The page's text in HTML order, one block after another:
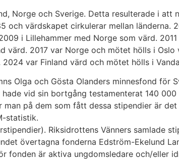
Norge och Sverige. Detta resulterade i att
och värdskapet cirkulerar mellan länderna.
i Lillehammer med Norge som värd.
2017 var Norge och mötet hölls i Oslo
var Finland värd och mötet hölls i
Olga och Gösta Olanders minnesfond för
vid sin bortgång testamenterat 140
på dem som fått dessa stipendier är
statistik.
Riksidrottens Vänners samlade
övertagna fonderna Edström-Ekelund
fonden är aktiva ungdomsledare och/eller